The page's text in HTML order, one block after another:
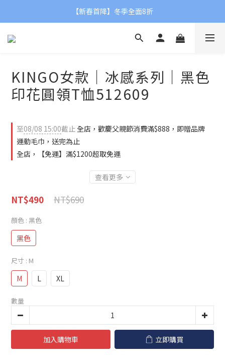
【父親節限定】滿額贈品牌運動毛巾👨❤
【新春首降】冬季全面8折
【父親節限定】滿額贈品牌運動毛巾👨❤
KINGO女款｜冰感系列｜黑色
印花圓領T恤512609
至08/08 15:00截止全店，歡慶父親節消費滿$888，即贈品牌
運動毛巾，送完為止
全店，【免運】滿$1200超取免運
查看更多
NT$690
NT$490
顏色 : 黑色
黑色
尺寸 : M
M L XL
數量
加入購物車 立即購買